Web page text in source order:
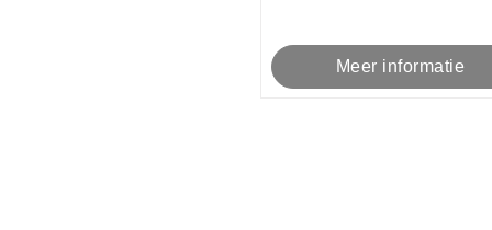
Meer informatie